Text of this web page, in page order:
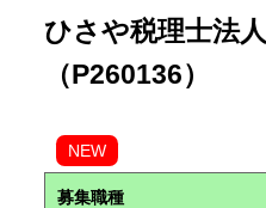
ひさや税理士法
（P260136）
NEW
募集職種